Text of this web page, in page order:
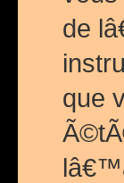
de
que